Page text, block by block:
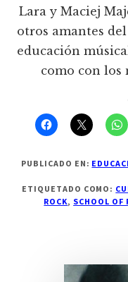
Lara y Maciej
otros amantes
educación
como con los
PUBLICADO EN:
ETIQUETADO COMO:
ROCK, SCHOOL OF